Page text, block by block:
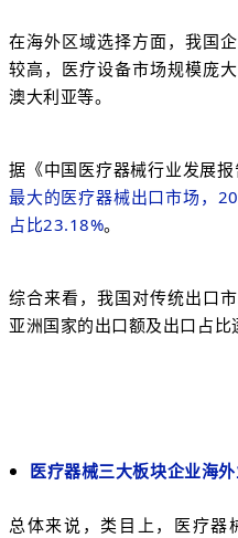
在海外区域选择方面，我国
较高，医疗设备市场规模庞
澳大利亚等。
据《中国医疗器械行业发展报
最大的医疗器械出口市场，
占比23.18%。
综合来看，我国对传统出口
亚洲国家的出口额及出口占比
医疗器械三大板块企业海
总体来说，类目上，医疗器